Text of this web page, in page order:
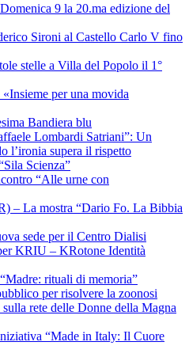
9 la 20.ma edizione del
Sironi al Castello Carlo V fino
stelle a Villa del Popolo il 1°
per una movida
Bandiera blu
Lombardi Satriani”: Un
l’ironia supera il rispetto
Scienza”
“Alle urne con
– La mostra “Dario Fo. La Bibbia
sede per il Centro Dialisi
KRIU – KRotone Identità
rituali di memoria”
per risolvere la zoonosi
rete delle Donne della Magna
“Made in Italy: Il Cuore